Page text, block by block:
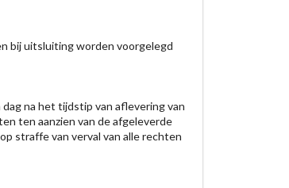
bij uitsluiting worden voorgelegd
na het tijdstip van aflevering van
ten aanzien van de afgeleverde
straffe van verval van alle rechten